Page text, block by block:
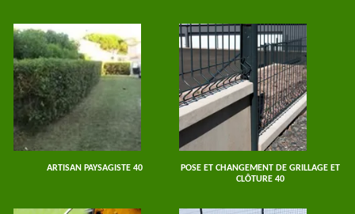
ARTISAN PAYSAGISTE 40
POSE ET CHANGEMENT DE GRILLAGE ET
CLÔTURE 40